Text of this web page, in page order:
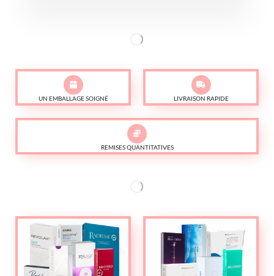
UN EMBALLAGE SOIGNÉ LIVRAISON RAPIDE
REMISES QUANTITATIVES